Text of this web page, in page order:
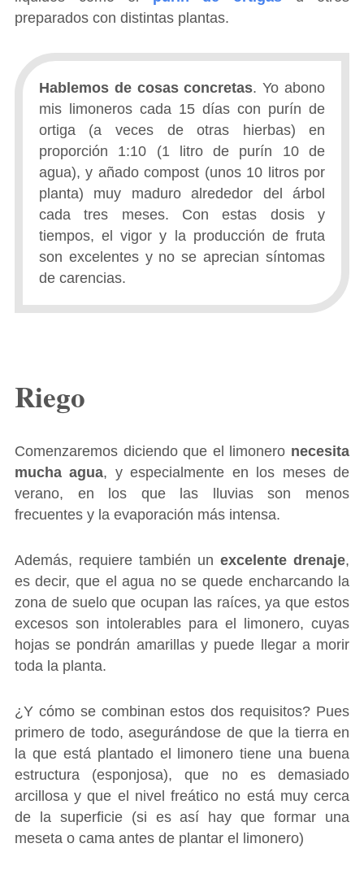
preparados con distintas plantas.
Hablemos de cosas concretas. Yo abono
mis limoneros cada 15 días con purín de
ortiga (a veces de otras hierbas) en
proporción 1:10 (1 litro de purín 10 de
agua), y añado compost (unos 10 litros por
planta) muy maduro alrededor del árbol
cada tres meses. Con estas dosis y
tiempos, el vigor y la producción de fruta
son excelentes y no se aprecian síntomas
de carencias.
Riego
Comenzaremos diciendo que el limonero necesita
mucha agua, y especialmente en los meses de
verano, en los que las lluvias son menos
frecuentes y la evaporación más intensa.
Además, requiere también unexcelente drenaje,
es decir, que el agua no se quede encharcando la
zona de suelo que ocupan las raíces, ya que estos
excesos son intolerables para el limonero, cuyas
hojas se pondrán amarillas y puede llegar a morir
toda la planta.
¿Y cómo se combinan estos dos requisitos? Pues
primero de todo, asegurándose de que la tierra en
la que está plantado el limonero tiene una buena
estructura (esponjosa), que no es demasiado
arcillosa y que el nivel freático no está muy cerca
de la superficie (si es así hay que formar una
meseta o cama antes de plantar el limonero)